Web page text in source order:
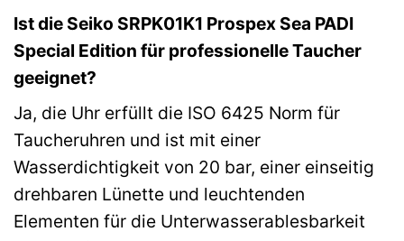
Ist die Seiko SRPK01K1 Prospex Sea PADI
Special Edition für professionelle Taucher
geeignet?
Ja, die Uhr erfüllt die ISO 6425 Norm für
Taucheruhren und ist mit einer
Wasserdichtigkeit von 20 bar, einer einseitig
drehbaren Lünette und leuchtenden
Elementen für die Unterwasserablesbarkeit